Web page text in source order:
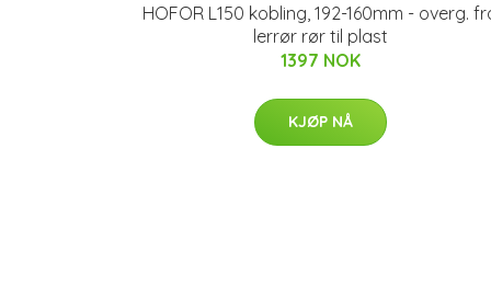
HOFOR L150 kobling, 192-160mm - overg.
lerrør rør til plast
1397 NOK
KJØP NÅ